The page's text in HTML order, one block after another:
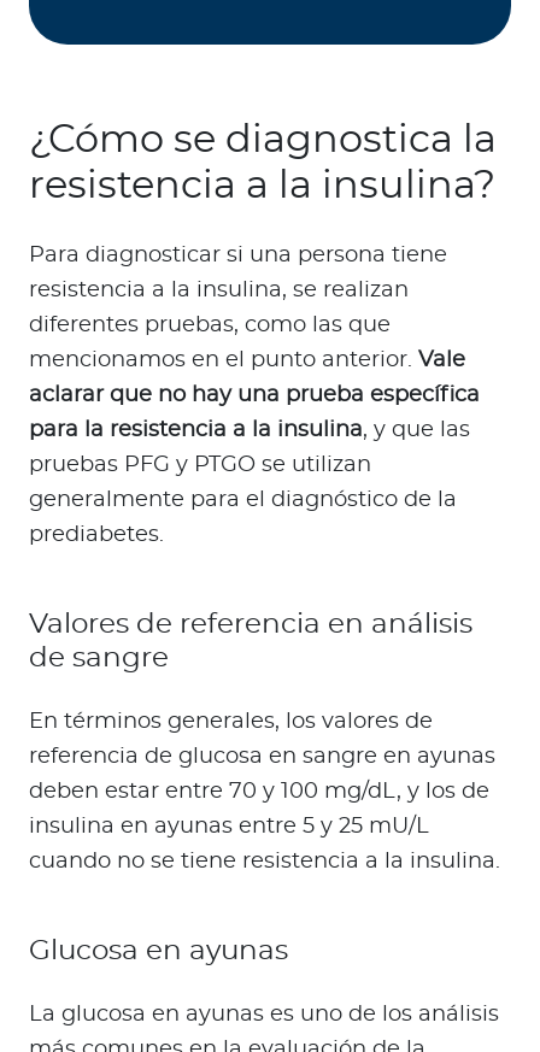
¿Cómo se diagnostica la
resistencia a la insulina?
Para diagnosticar si una persona tiene
resistencia a la insulina, se realizan
diferentes pruebas, como las que
mencionamos en el punto anterior. Vale
aclarar que no hay una prueba específica
para la resistencia a la insulina, y que las
pruebas PFG y PTGO se utilizan
generalmente para el diagnóstico de la
prediabetes.
Valores de referencia en análisis
de sangre
En términos generales, los valores de
referencia de glucosa en sangre en ayunas
deben estar entre 70 y 100 mg/dL, y los de
insulina en ayunas entre 5 y 25 mU/L
cuando no se tiene resistencia a la insulina.
Glucosa en ayunas
La glucosa en ayunas es uno de los análisis